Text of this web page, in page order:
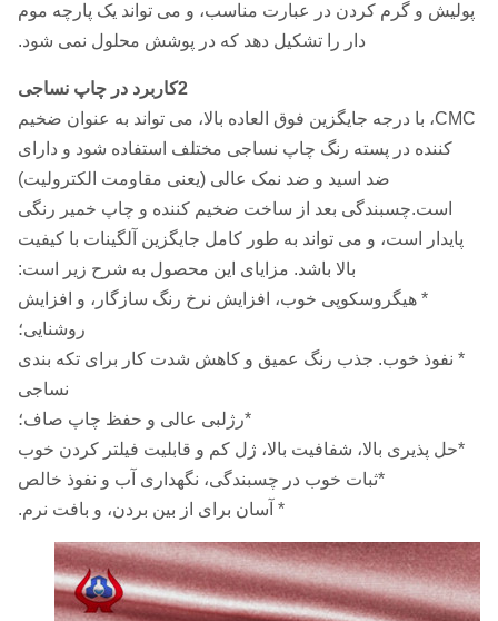
پولیش و گرم کردن در عبارت مناسب، و می تواند یک پارچه موم
دار را تشکیل دهد که در پوشش محلول نمی شود.
2کاربرد در چاپ نساجی
CMC، با درجه جایگزین فوق العاده بالا، می تواند به عنوان ضخیم
کننده در پسته رنگ چاپ نساجی مختلف استفاده شود و دارای
ضد اسید و ضد نمک عالی (یعنی مقاومت الکترولیت)
است.چسبندگی بعد از ساخت ضخیم کننده و چاپ خمیر رنگی
پایدار است، و می تواند به طور کامل جایگزین آلگینات با کیفیت
بالا باشد. مزایای این محصول به شرح زیر است:
* هیگروسکوپی خوب، افزایش نرخ رنگ سازگار، و افزایش
روشنایی؛
* نفوذ خوب. جذب رنگ عمیق و کاهش شدت کار برای تکه بندی
نساجی
*رژلبی عالی و حفظ چاپ صاف؛
*حل پذیری بالا، شفافیت بالا، ژل کم و قابلیت فیلتر کردن خوب
*ثبات خوب در چسبندگی، نگهداری آب و نفوذ خالص
* آسان برای از بین بردن، و بافت نرم.